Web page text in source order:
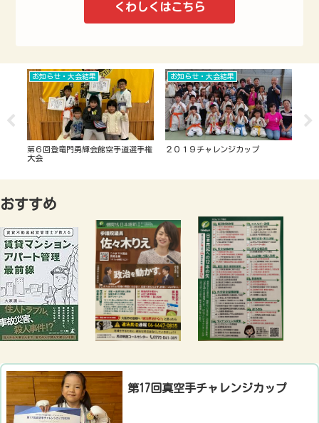
くわしくはこちら
お知らせ・大会結果
第６回登竜門勇輝会館空手道選手権
大会
お知らせ・大会結果
２０１９チャレンジカップ
おすすめ
​第17回真空手チャレンジカップ